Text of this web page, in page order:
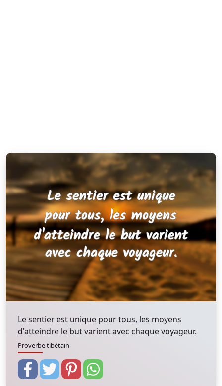
Le sentier est unique pour tous, les moyens
d'atteindre le but varient avec chaque voyageur.
Proverbe tibétain